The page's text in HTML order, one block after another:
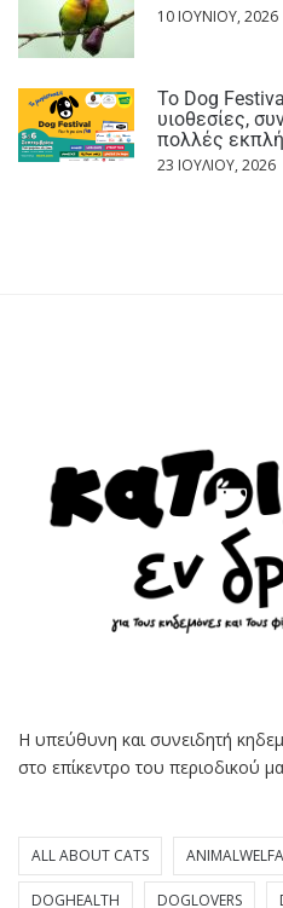
10 ΙΟΥΝΊΟΥ, 2026
Το Dog
υιοθεσίες,
πολλές
23 ΙΟΥΛΊΟΥ, 2026
Η υπεύθυνη και συνειδητή
στο επίκεντρο του περιοδικού
ALL ABOUT CATS
DOGHEALTH DOGLOVERS